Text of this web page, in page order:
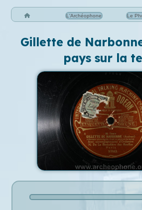
L'Archéophone Le
Gillette de
pays sur la